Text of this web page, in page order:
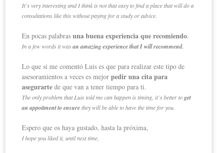
It´s very interesting and I think is not that easy to find a place that will do a
consultations like this without paying for a study or advice.
En pocas palabrasuna buena experiencia que recomiendo.
In a few words it wasan amazing experience that I will recommend.
Lo que si me comentó Luis es que para realizar este tipo de
asesoramientos a veces es mejorpedir una cita para
asegurarte de que van a tener tiempo para ti.
The only problem that Luis told me can happen is timing, it´s better toget
an appoitment to ensurethey will be able to have the time for you.
Espero que os haya gustado, hasta la próxima,
I hope you liked it, until next time,